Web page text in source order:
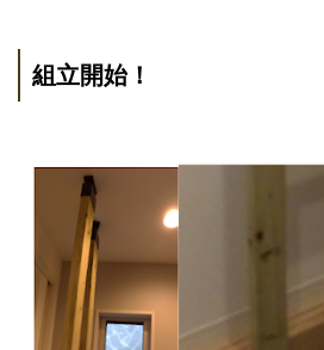
組立開始！